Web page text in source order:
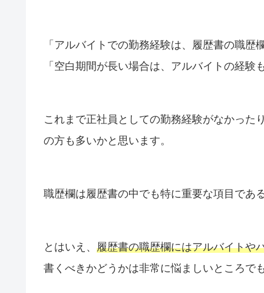
「アルバイトでの勤務経験は、履歴書の職歴
「空白期間が長い場合は、アルバイトの経
これまで正社員としての勤務経験がなかった
の方も多いかと思います。
職歴欄は履歴書の中でも特に重要な項目であ
とはいえ、 履歴書の職歴欄にはアルバイトや
書くべきかどうかは非常に悩ましいところで